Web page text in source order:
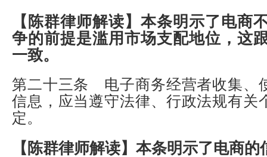
【陈群律师解读】 本条明示了电商
争的前提是滥用市场支配地位，这
一致。
第二十三条 电子商务经营者收集、
信息，应当遵守法律、行政法规有关
定。
【陈群律师解读】 本条明示了电商的